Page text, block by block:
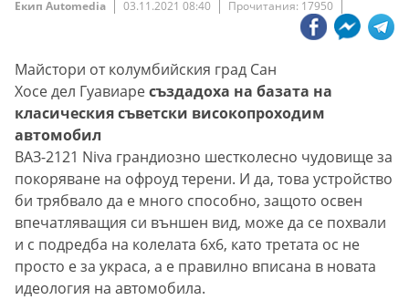
Екип Automedia 03.11.2021 08:40 Прочитания: 17950
Майстори от колумбийския град Сан
Хосе дел Гуавиаресъздадоха на базата на
класическия съветски високопроходим
автомобил
ВАЗ-2121 Niva грандиозно шестколесно чудовище за
покоряване на офроуд терени. И да, това устройство
би трябвало да е много способно, защото освен
впечатляващия си външен вид, може да се похвали
и с подредба на колелата 6x6, като третата ос не
просто е за украса, а е правилно вписана в новата
идеология на автомобила.